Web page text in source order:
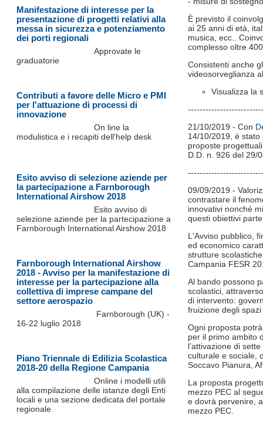
È previsto il
ai 25 anni di età,
musica, ecc..
complesso oltre
Consistenti anche
videosorveglianza
Visualizza la
21/10/2019 - Con
14/10/2019, è
proposte
D.D. n. 926 del 29/
09/09/2019 -
contrastare il
innovativi nonché
questi obiettivi
L'Avviso pubblico,
ed economico
strutture
Campania FESR
Al bando possono
scolastici,
di intervento:
fruizione degli
Ogni proposta
per il primo ambito
l’attivazione di
culturale e sociale,
Soccavo Pianura,
La proposta
mezzo PEC al
e dovrà pervenire,
mezzo PEC.
Manifestazione di interesse per la
presentazione di progetti relativi alla
messa in sicurezza e potenziamento
dei porti regionali
Approvate le
graduatorie
Contributi a favore delle Micro e PMI
per l'attuazione di processi di
innovazione
On line la
modulistica e i recapiti dell'help desk
Esito avviso di selezione aziende per
la partecipazione a Farnborough
International Airshow 2018
Esito avviso di
selezione aziende per la partecipazione a
Farnborough International Airshow 2018
Farnborough International Airshow
2018 - Avviso per la manifestazione di
interesse per la partecipazione alla
collettiva di imprese campane del
settore aerospazio
Farnborough (UK) -
16-22 luglio 2018
Piano Triennale di Edilizia Scolastica
2018-20 della Regione Campania
Online i modelli utili
alla compilazione delle istanze degli Enti
locali e una sezione dedicata del portale
regionale